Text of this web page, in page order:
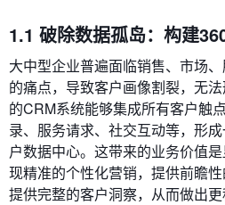
1.1 破除数据孤岛：构建
大中型企业普遍面临销售、市场
的痛点，导致客户画像割裂，无
的CRM系统能够集成所有客户触
录、服务请求、社交互动等，形
户数据中心。这带来的业务价值
现精准的个性化营销，提供前瞻
提供完整的客户洞察，从而做出更